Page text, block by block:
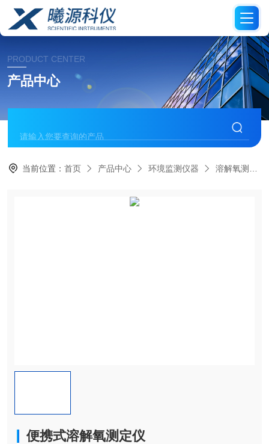
PRODUCT CENTER
产品中心
当前位置：首页 产品中心 环境监测仪器 溶解氧测定仪
便携式溶解氧测定仪